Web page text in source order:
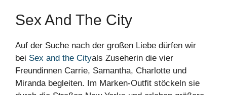
Sex And The City
Auf der Suche nach der großen Liebe dürfen wir
bei Sex and the Cityals Zuseherin die vier
Freundinnen Carrie, Samantha, Charlotte und
Miranda begleiten. Im Marken-Outfit stöckeln sie